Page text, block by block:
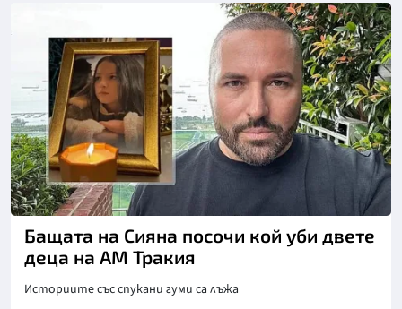
Бащата на Сияна посочи кой уби двете
деца на АМ Тракия
Историите със спукани гуми са лъжа